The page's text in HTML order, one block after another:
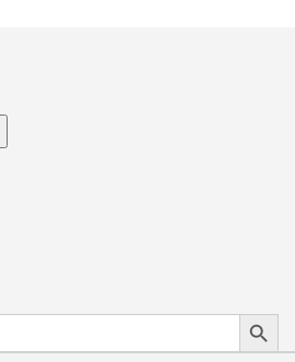
Search Button